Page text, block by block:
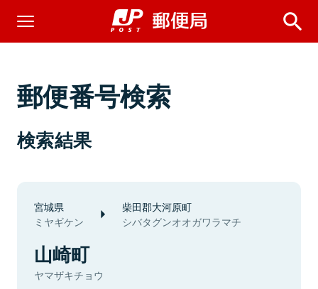
郵便番号検索
検索結果
宮城県
ミヤギケン
柴田郡大河原町
シバタグンオオガワラマチ
山崎町
ヤマザキチョウ